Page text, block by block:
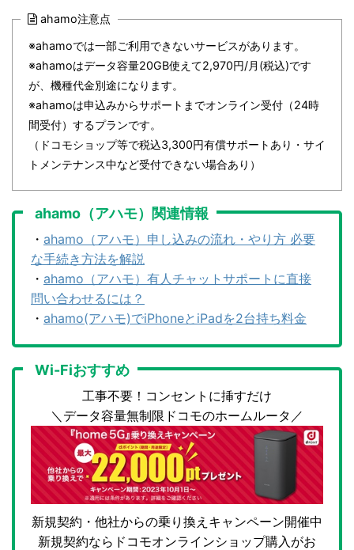
ahamo注意点
※ahamoでは⼀部ご利⽤できないサービスがあります。
※ahamoはデータ容量20GB使えて2,970円/⽉(税込)です
が、機種代⾦別途になります。
※ahamoは申込みからサポートまでオンライン受付（24時
間受付）するプランです。
（ドコモショップ等で税込3,300円有償サポートあり・サイ
トメンテナンス中など受付できない場合あり）
ahamo（アハモ）関連情報
・ ahamo（アハモ）申し込みの流れ・やり方 必要
な手続き方法を解説
・ ahamo（アハモ）有人チャットサポートに直接
問い合わせるには？
・ ahamo(アハモ)でiPhoneとiPadを2台持ち料金
Wi-Fiおすすめ
工事不要！コンセントに挿すだけ
＼データ容量無制限ドコモのホームルータ／
新規契約・他社からの乗り換えキャンペーン開催中
新規契約ならドコモオンラインショップ購入がお